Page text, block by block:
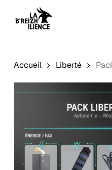
Panier
Accueil Liberté